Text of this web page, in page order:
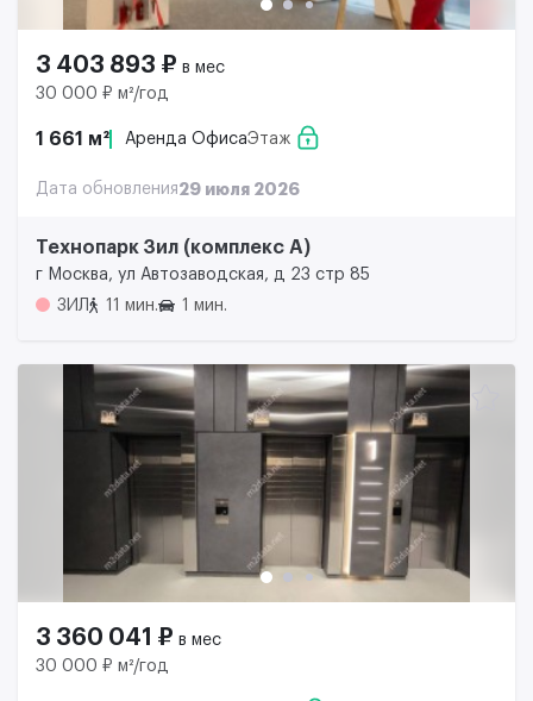
3 403 893 ₽ в мес
30 000 ₽ м²/год
1 661 м² Аренда ОфисаЭтаж
Дата обновления29 июля 2026
Технопарк Зил (комплекс А)
г Москва, ул Автозаводская, д 23 стр 85
ЗИЛ
11 мин. 1 мин.
3 360 041 ₽ в мес
30 000 ₽ м²/год